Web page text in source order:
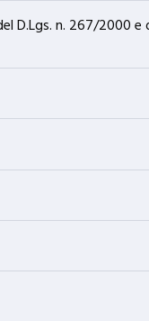
D.Lgs. n. 267/2000 e